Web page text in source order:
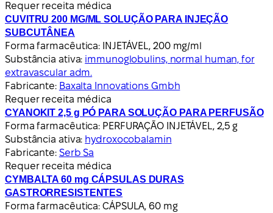
Requer receita médica
CUVITRU 200 MG/ML SOLUÇÃO PARA INJEÇÃO
SUBCUTÂNEA
Forma farmacêutica: INJETÁVEL, 200 mg/ml
Substância ativa: immunoglobulins, normal human, for
extravascular adm.
Fabricante: Baxalta Innovations Gmbh
Requer receita médica
CYANOKIT 2,5 g PÓ PARA SOLUÇÃO PARA PERFUSÃO
Forma farmacêutica: PERFURAÇÃO INJETÁVEL, 2,5 g
Substância ativa: hydroxocobalamin
Fabricante: Serb Sa
Requer receita médica
CYMBALTA 60 mg CÁPSULAS DURAS
GASTRORRESISTENTES
Forma farmacêutica: CÁPSULA, 60 mg